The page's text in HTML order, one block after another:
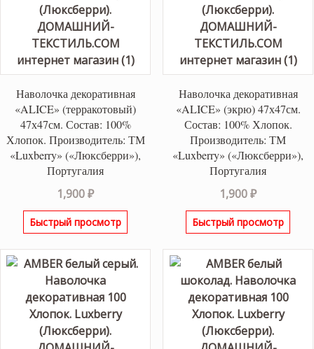
Наволочка декоративная
«ALICE» (терракотовый)
47х47см. Состав: 100%
Хлопок. Производитель: ТМ
«Luxberry» («Люксберри»),
Португалия
1,900₽
Быстрый просмотр
Наволочка декоративная
«ALICE» (экрю) 47х47см.
Состав: 100% Хлопок.
Производитель: ТМ
«Luxberry» («Люксберри»),
Португалия
1,900₽
Быстрый просмотр